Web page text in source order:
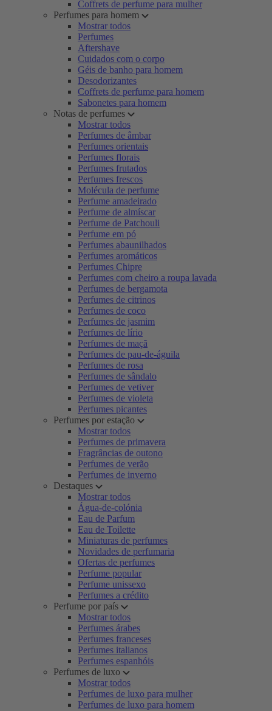
Coffrets de perfume para mulher
Perfumes para homem
Mostrar todos
Perfumes
Aftershave
Cuidados com o corpo
Géis de banho para homem
Desodorizantes
Coffrets de perfume para homem
Sabonetes para homem
Notas de perfumes
Mostrar todos
Perfumes de âmbar
Perfumes orientais
Perfumes florais
Perfumes frutados
Perfumes frescos
Molécula de perfume
Perfume amadeirado
Perfume de almíscar
Perfume de Patchouli
Perfume em pó
Perfumes abaunilhados
Perfumes aromáticos
Perfumes Chipre
Perfumes com cheiro a roupa lavada
Perfumes de bergamota
Perfumes de citrinos
Perfumes de coco
Perfumes de jasmim
Perfumes de lírio
Perfumes de maçã
Perfumes de pau-de-águila
Perfumes de rosa
Perfumes de sândalo
Perfumes de vetiver
Perfumes de violeta
Perfumes picantes
Perfumes por estação
Mostrar todos
Perfumes de primavera
Fragrâncias de outono
Perfumes de verão
Perfumes de inverno
Destaques
Mostrar todos
Água-de-colónia
Eau de Parfum
Eau de Toilette
Miniaturas de perfumes
Novidades de perfumaria
Ofertas de perfumes
Perfume popular
Perfume unissexo
Perfumes a crédito
Perfume por país
Mostrar todos
Perfumes árabes
Perfumes franceses
Perfumes italianos
Perfumes espanhóis
Perfumes de luxo
Mostrar todos
Perfumes de luxo para mulher
Perfumes de luxo para homem